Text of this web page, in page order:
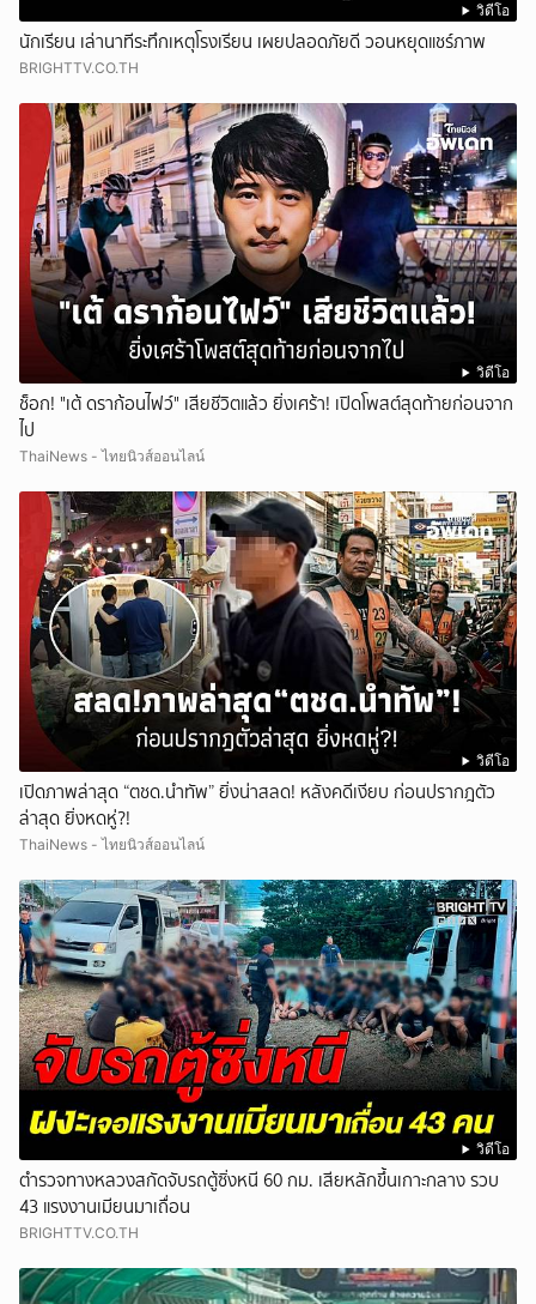
วิดีโอ
นักเรียน เล่านาทีระทึกเหตุโรงเรียน เผยปลอดภัยดี วอนหยุดแชร์ภาพ
BRIGHTTV.CO.TH
วิดีโอ
ช็อก! "เต้ ดราก้อนไฟว์" เสียชีวิตแล้ว ยิ่งเศร้า! เปิดโพสต์สุดท้ายก่อนจาก
ไป
ThaiNews - ไทยนิวส์ออนไลน์
วิดีโอ
เปิดภาพล่าสุด “ตชด.นำทัพ” ยิ่งน่าสลด! หลังคดีเงียบ ก่อนปรากฎตัว
ล่าสุด ยิ่งหดหู่?!
ThaiNews - ไทยนิวส์ออนไลน์
วิดีโอ
ตำรวจทางหลวงสกัดจับรถตู้ซิ่งหนี 60 กม. เสียหลักขึ้นเกาะกลาง รวบ
43 แรงงานเมียนมาเถื่อน
BRIGHTTV.CO.TH